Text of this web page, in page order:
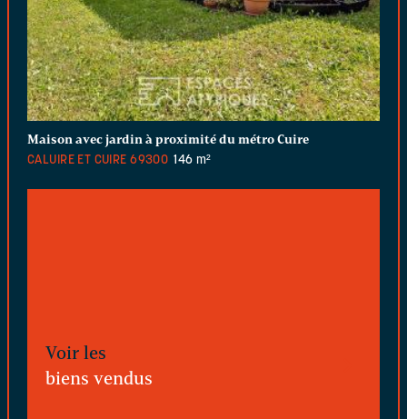
Maison avec jardin à proximité du métro Cuire
CALUIRE ET CUIRE 69300 146 m²
Voir les
biens vendus